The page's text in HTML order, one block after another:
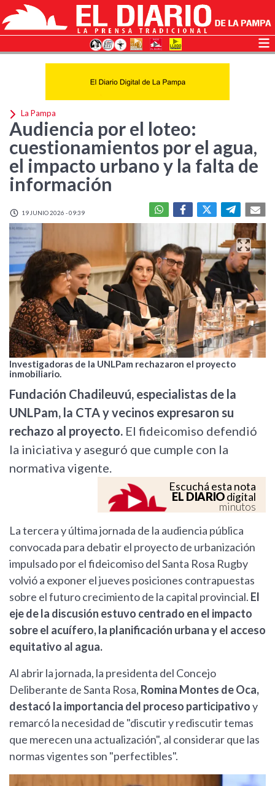
La Pampa
Audiencia por el loteo:
cuestionamientos por el agua,
el impacto urbano y la falta de
información
19 JUNIO 2026 - 09:39
Investigadoras de la UNLPam rechazaron el proyecto
inmobiliario.
Fundación Chadileuvú, especialistas de la
UNLPam, la CTA y vecinos expresaron su
rechazo al proyecto. El fideicomiso defendió
la iniciativa y aseguró que cumple con la
normativa vigente.
Escuchá esta nota
EL DIARIOdigital
minutos
La tercera y última jornada de la audiencia pública
convocada para debatir el proyecto de urbanización
impulsado por el fideicomiso del Santa Rosa Rugby
volvió a exponer el jueves posiciones contrapuestas
sobre el futuro crecimiento de la capital provincial. El
eje de la discusión estuvo centrado en el impacto
sobre el acuífero, la planificación urbana y el acceso
equitativo al agua.
Al abrir la jornada, la presidenta del Concejo
Deliberante de Santa Rosa, Romina Montes de Oca,
destacó la importancia del proceso participativoy
remarcó la necesidad de "discutir y rediscutir temas
que merecen una actualización", al considerar que las
normas vigentes son "perfectibles".